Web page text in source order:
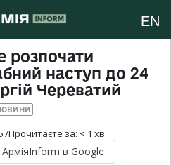
EN
наступ до 24
Череватий
Прочитаєте за: < 1 хв.
АрміяInform в Google